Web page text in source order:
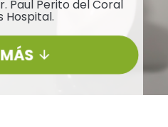
Paul Perito del Coral
Hospital.